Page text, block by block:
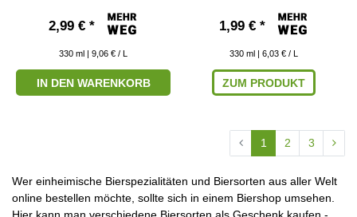
2,99 € *
330 ml | 9,06 € / L
IN DEN WARENKORB
1,99 € *
330 ml | 6,03 € / L
ZUM PRODUKT
1 2 3
Wer einheimische Bierspezialitäten und Biersorten aus aller Welt
online bestellen möchte, sollte sich in einem Biershop umsehen.
Hier kann man verschiedene Biersorten als Geschenk kaufen -